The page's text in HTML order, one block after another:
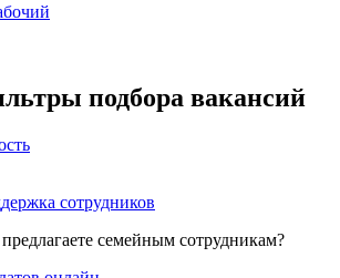
подбора вакансий
сотрудников
семейным сотрудникам?